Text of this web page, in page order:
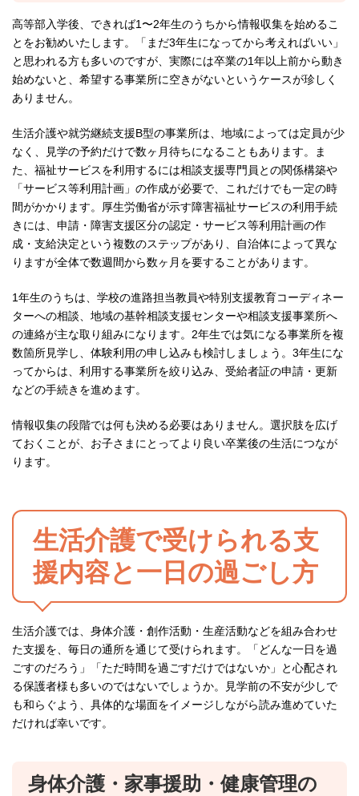
高等部入学後、できれば1〜2年生のうちから情報収集を始めるこ
とをお勧めいたします。「まだ3年生になってから考えればいい」
と思われる方も多いのですが、実際には卒業の1年以上前から動き
始めないと、希望する事業所に空きがないというケースが珍しく
ありません。
生活介護や就労継続支援B型の事業所は、地域によっては定員が少
なく、見学の予約だけで数ヶ月待ちになることもあります。ま
た、福祉サービスを利用するには相談支援専門員との関係構築や
「サービス等利用計画」の作成が必要で、これだけでも一定の時
間がかかります。厚生労働省が示す障害福祉サービスの利用手続
きには、申請・障害支援区分の認定・サービス等利用計画の作
成・支給決定という複数のステップがあり、自治体によって異な
りますが全体で数週間から数ヶ月を要することがあります。
1年生のうちは、学校の進路担当教員や特別支援教育コーディネー
ターへの相談、地域の基幹相談支援センターや相談支援事業所へ
の連絡が主な取り組みになります。2年生では気になる事業所を複
数箇所見学し、体験利用の申し込みも検討しましょう。3年生にな
ってからは、利用する事業所を絞り込み、受給者証の申請・更新
などの手続きを進めます。
情報収集の段階では何も決める必要はありません。選択肢を広げ
ておくことが、お子さまにとってより良い卒業後の生活につなが
ります。
生活介護で受けられる支
援内容と一日の過ごし方
生活介護では、身体介護・創作活動・生産活動などを組み合わせ
た支援を、毎日の通所を通じて受けられます。「どんな一日を過
ごすのだろう」「ただ時間を過ごすだけではないか」と心配され
る保護者様も多いのではないでしょうか。見学前の不安が少しで
も和らぐよう、具体的な場面をイメージしながら読み進めていた
だければ幸いです。
身体介護・家事援助・健康管理の